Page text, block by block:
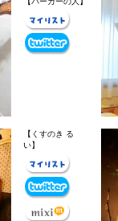
【くすのき る
い】